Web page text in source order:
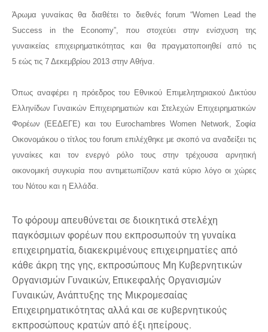
Άρωμα γυναίκας θα διαθέτει το διεθνές forum “Women Lead the
Success in the Economy”, που στοχεύει στην ενίσχυση της
γυναικείας επιχειρηματικότητας και θα πραγματοποιηθεί από τις
5 εώς τις 7 Δεκεμβρίου 2013 στην Αθήνα.
Όπως αναφέρει η πρόεδρος του Εθνικού Επιμελητηριακού Δικτύου
Ελληνίδων Γυναικών Επιχειρηματιών και Στελεχών Επιχειρηματικών
Φορέων (ΕΕΔΕΓΕ) και του Εurochambres Women Network, Σοφία
Οικονομάκου ο τίτλος του forum επιλέχθηκε με σκοπό να αναδείξει τις
γυναίκες και τον ενεργό ρόλο τους στην τρέχουσα αρνητική
οικονομική συγκυρία που αντιμετωπίζουν κατά κύριο λόγο οι χώρες
του Νότου και η Ελλάδα.
Το φόρουμ απευθύνεται σε διοικητικά στελέχη
παγκόσμιων φορέων που εκπροσωπούν τη γυναίκα
επιχειρηματία, διακεκριμένους επιχειρηματίες από
κάθε άκρη της γης, εκπροσώπους Μη Κυβερνητικών
Οργανισμών Γυναικών, Επικεφαλής Οργανισμών
Γυναικών, Ανάπτυξης της Μικρομεσαίας
Επιχειρηματικότητας αλλά και σε κυβερνητικούς
εκπροσώπους κρατών από έξι ηπείρους.